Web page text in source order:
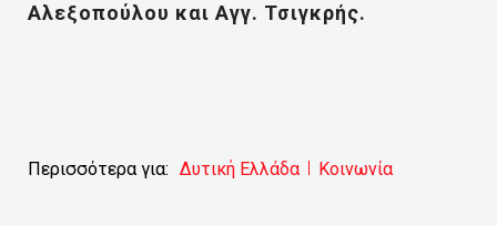
Αλεξοπούλου και Αγγ. Τσιγκρής.
Περισσότερα για: Δυτική Ελλάδα Κοινωνία